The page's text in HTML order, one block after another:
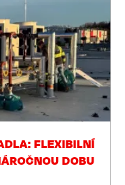
FLEXIBILNÍ
DOBU